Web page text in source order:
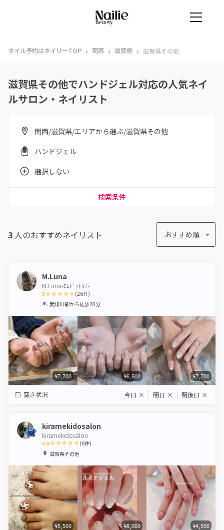
ネイル予約はネイリーTOP › 関西 › 滋賀県 › 滋賀県その他
滋賀県その他でハンドジェル対応の人気ネイ
ルサロン・ネイリスト
関西/滋賀県/エリアから選ぶ/滋賀県その他
ハンドジェル
選択しない
検索条件
3 人のおすすめネイリスト おすすめ順
M.Luna
M.Luna-ｴﾑﾄﾞｯﾄﾙﾅ-
5
1 2 3 4 5
(26件)
愛知川駅から徒歩20分
¥7,700 ¥6,600 ¥7,700
空き状況 今日 × 明日 × 明後日 ×
kiramekidosalon
kiramekidosalon
4.9
1 2 3 4 5
(6件)
滋賀県その他
¥5,500 ¥8,000 ¥4,500